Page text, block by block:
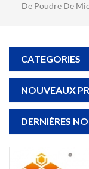
De Poudre De
CATEGORIES
NOUVEAUX
DERNIÈRES